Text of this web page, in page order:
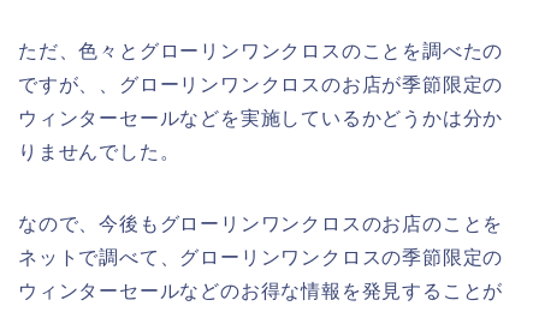
ただ、色々とグローリンワンクロスのことを調べたの
ですが、、グローリンワンクロスのお店が季節限定の
ウィンターセールなどを実施しているかどうかは分か
りませんでした。
なので、今後もグローリンワンクロスのお店のことを
ネットで調べて、グローリンワンクロスの季節限定の
ウィンターセールなどのお得な情報を発見することが